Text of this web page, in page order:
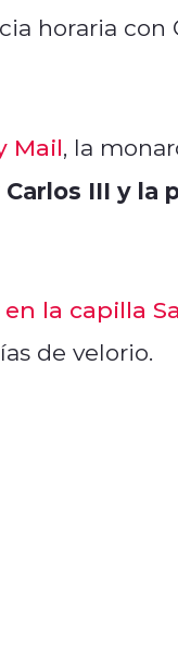
horaria con
Mail, la
Carlos III y la
la capilla
de velorio.